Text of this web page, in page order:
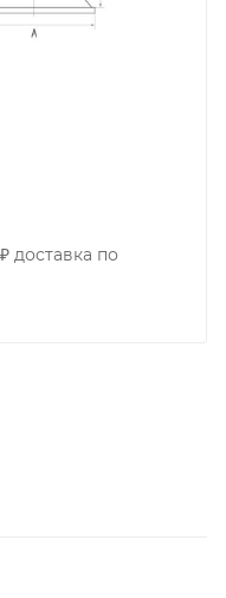
доставка по